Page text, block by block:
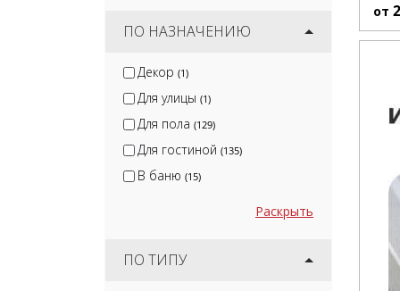
ПО НАЗНАЧЕНИЮ
Декор (1)
Для улицы (1)
Для пола (129)
Для гостиной (135)
В баню (15)
Раскрыть
ПО ТИПУ
от